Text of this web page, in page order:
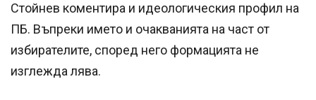
Стойнев коментира и идеологическия профил на
ПБ. Въпреки името и очакванията на част от
избирателите, според него формацията не
изглежда лява.